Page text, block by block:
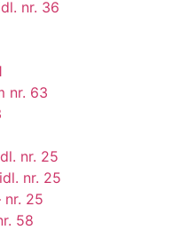
nr. 36
nr. 63
nr. 25
nr. 25
nr. 25
58